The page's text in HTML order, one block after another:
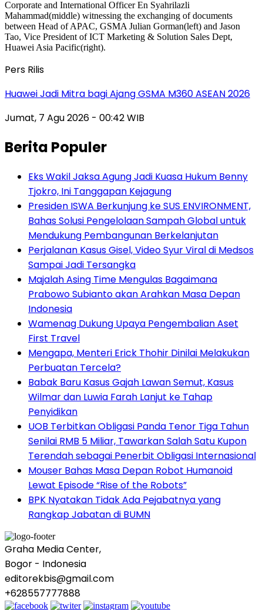
Pers Rilis
Huawei Jadi Mitra bagi Ajang GSMA M360 ASEAN 2026
Jumat, 7 Agu 2026 - 00:42 WIB
Berita Populer
Eks Wakil Jaksa Agung Jadi Kuasa Hukum Benny
Tjokro, Ini Tanggapan Kejagung
Presiden ISWA Berkunjung ke SUS ENVIRONMENT,
Bahas Solusi Pengelolaan Sampah Global untuk
Mendukung Pembangunan Berkelanjutan
Perjalanan Kasus Gisel, Video Syur Viral di Medsos
Sampai Jadi Tersangka
Majalah Asing Time Mengulas Bagaimana
Prabowo Subianto akan Arahkan Masa Depan
Indonesia
Wamenag Dukung Upaya Pengembalian Aset
First Travel
Mengapa, Menteri Erick Thohir Dinilai Melakukan
Perbuatan Tercela?
Babak Baru Kasus Gajah Lawan Semut, Kasus
Wilmar dan Luwia Farah Lanjut ke Tahap
Penyidikan
UOB Terbitkan Obligasi Panda Tenor Tiga Tahun
Senilai RMB 5 Miliar, Tawarkan Salah Satu Kupon
Terendah sebagai Penerbit Obligasi Internasional
Mouser Bahas Masa Depan Robot Humanoid
Lewat Episode “Rise of the Robots”
BPK Nyatakan Tidak Ada Pejabatnya yang
Rangkap Jabatan di BUMN
Graha Media Center,
Bogor - Indonesia
editorekbis@gmail.com
+628557777888